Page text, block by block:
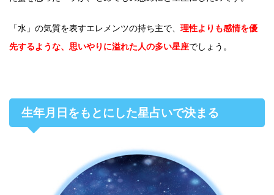
「水」の気質を表すエレメンツの持ち主で、 理性よりも感情を優
先するような、思いやりに溢れた人の多い星座でしょう。
生年月日をもとにした星占いで決まる